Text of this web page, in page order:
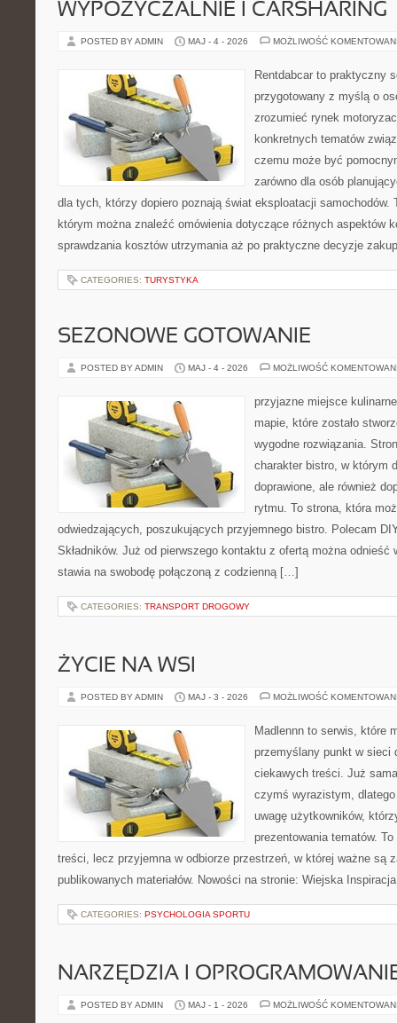
WYPOŻYCZALNIE I CARSHARING
POSTED BY ADMIN MAJ - 4 - 2026 MOŻLIWOŚĆ
Rentdabcar to praktyczny
przygotowany z myślą o
zrozumieć rynek
konkretnych tematów
czemu może być
zarówno dla osób
dla tych, którzy dopiero poznają świat eksploatacji samochodów.
którym można znaleźć omówienia dotyczące różnych aspektów
sprawdzania kosztów utrzymania aż po praktyczne decyzje
CATEGORIES: TURYSTYKA
SEZONOWE GOTOWANIE
POSTED BY ADMIN MAJ - 4 - 2026 MOŻLIWOŚĆ
przyjazne miejsce
mapie, które zostało
wygodne rozwiązania.
charakter bistro, w którym
doprawione, ale również
rytmu. To strona, która
odwiedzających, poszukujących przyjemnego bistro. Polecam
Składników. Już od pierwszego kontaktu z ofertą można odnieść
stawia na swobodę połączoną z codzienną […]
CATEGORIES: TRANSPORT DROGOWY
ŻYCIE NA WSI
POSTED BY ADMIN MAJ - 3 - 2026 MOŻLIWOŚĆ
Madlennn to serwis, które
przemyślany punkt w sieci
ciekawych treści. Już
czymś wyrazistym,
uwagę użytkowników,
prezentowania tematów.
treści, lecz przyjemna w odbiorze przestrzeń, w której ważne są
publikowanych materiałów. Nowości na stronie: Wiejska
CATEGORIES: PSYCHOLOGIA SPORTU
NARZĘDZIA I
POSTED BY ADMIN MAJ - 1 - 2026 MOŻLIWOŚĆ